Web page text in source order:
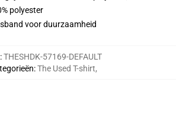
polyester
voor duurzaamheid
:THESHDK-57169-DEFAULT
:The Used T-shirt,